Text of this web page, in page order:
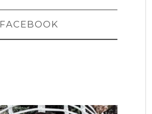
FACEBOOK